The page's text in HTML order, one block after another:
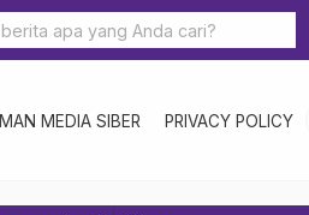
MEDIA SIBER PRIVACY POLICY